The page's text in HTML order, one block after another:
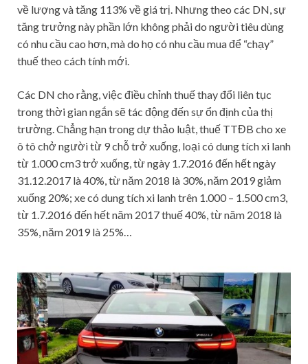
về lượng và tăng 113% về giá trị. Nhưng theo các DN, sự
tăng trưởng này phần lớn không phải do người tiêu dùng
có nhu cầu cao hơn, mà do họ có nhu cầu mua để “chạy”
thuế theo cách tính mới.
Các DN cho rằng, việc điều chỉnh thuế thay đổi liên tục
trong thời gian ngắn sẽ tác động đến sự ổn định của thị
trường. Chẳng hạn trong dự thảo luật, thuế TTĐB cho xe
ô tô chở người từ 9 chỗ trở xuống, loại có dung tích xi lanh
từ 1.000 cm3 trở xuống, từ ngày 1.7.2016 đến hết ngày
31.12.2017 là 40%, từ năm 2018 là 30%, năm 2019 giảm
xuống 20%; xe có dung tích xi lanh trên 1.000 – 1.500 cm3,
từ 1.7.2016 đến hết năm 2017 thuế 40%, từ năm 2018 là
35%, năm 2019 là 25%…